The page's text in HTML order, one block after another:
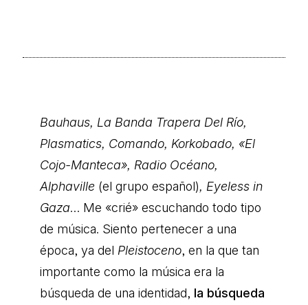
Bauhaus, La Banda Trapera Del Río,
Plasmatics, Comando, Korkobado, «El
Cojo-Manteca», Radio Océano,
Alphaville (el grupo español), Eyeless in
Gaza… Me «crié» escuchando todo tipo
de música. Siento pertenecer a una
época, ya del Pleistoceno, en la que tan
importante como la música era la
búsqueda de una identidad, la búsqueda